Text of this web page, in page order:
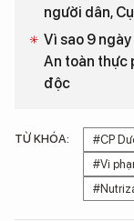
người dân,
Vì sao 9
An toàn thực
độc
TỪ KHÓA:
#CP
#Vi